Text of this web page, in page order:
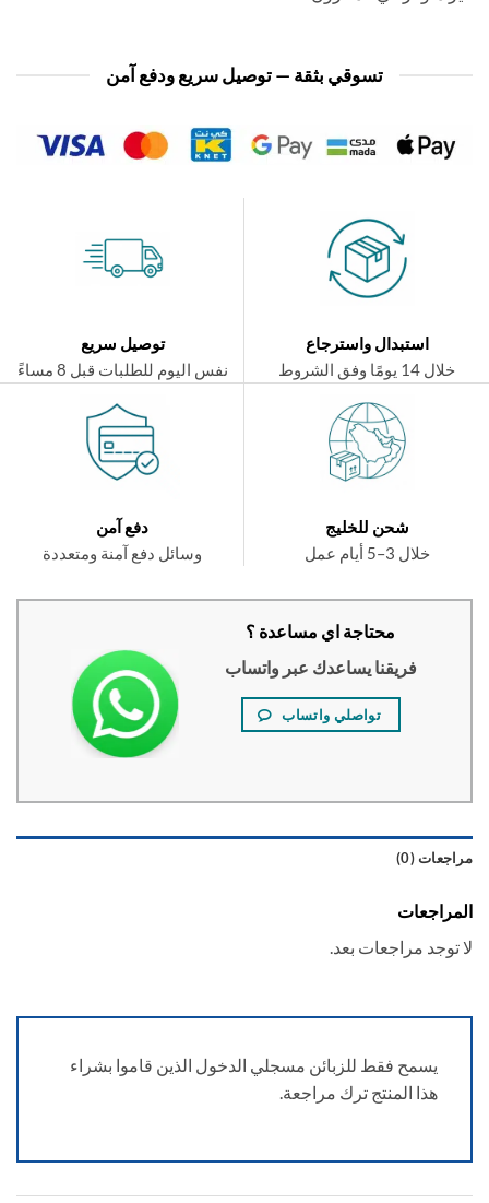
تسوقي بثقة — توصيل سريع ودفع آمن
استبدال واسترجاع
توصيل سريع
نفس اليوم للطلبات قبل 8 مساءً
شحن للخليج
دفع آمن
وسائل دفع آمنة ومتعددة
محتاجة اي مساعدة ؟
فريقنا يساعدك عبر واتساب
تواصلي واتساب
(0)
مراجعات بعد.
يسمح فقط للزبائن مسجلي الدخول الذين قاموا بشراء
هذا المنتج ترك مراجعة.